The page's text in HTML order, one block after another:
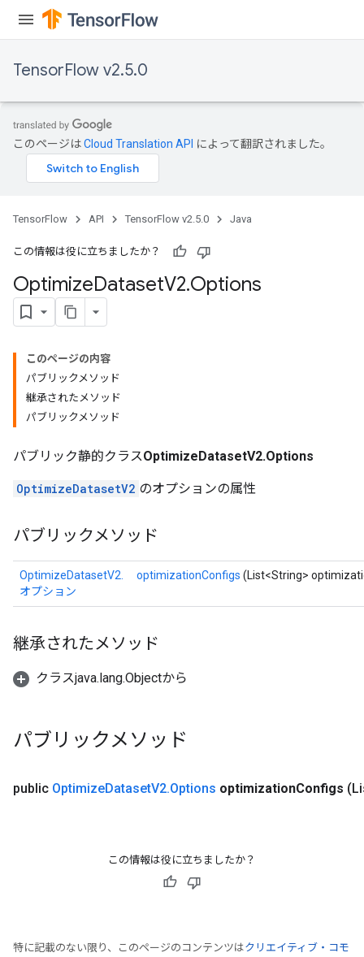
TensorFlow v2.5.0
このページはCloud Translation API によって翻訳されました。
TensorFlow API TensorFlow v2.5.0 Java
この情報は役に立ちましたか？
OptimizeDatasetV2.Options
このページの内容
パブリックメソッド
継承されたメソッド
パブリックメソッド
パブリック静的クラスOptimizeDatasetV2.Options
OptimizeDatasetV2 のオプションの属性
パブリックメソッド
OptimizeDatasetV2.
オプション
optimizationConfigs (List<String>
継承されたメソッド
クラスjava.lang.Objectから
パブリックメソッド
public OptimizeDatasetV2.Options optimizationConfigs
この情報は役に立ちましたか？
特に記載のない限り、このページのコンテンツはクリエイティブ・コモ